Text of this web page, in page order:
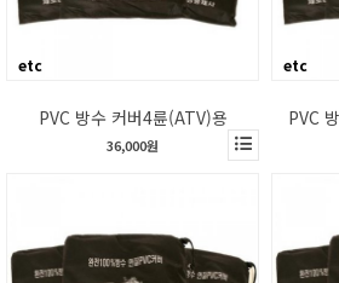
etc
PVC 방수 커버4륜(ATV)용
36,000원
etc
PVC